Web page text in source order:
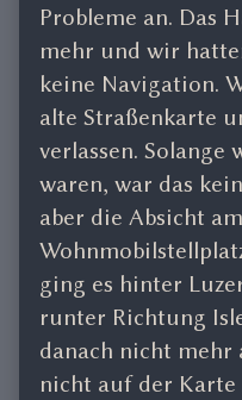
Probleme an. Das
mehr und wir
keine Navigation.
alte Straßenkarte
verlassen.
waren, war das
aber die Absicht
ging es hinter
runter Richtung
danach nicht mehr
nicht auf der